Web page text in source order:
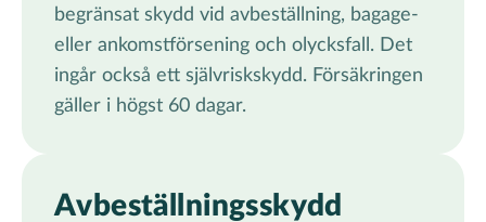
begränsat skydd vid avbeställning, bagage-
eller ankomstförsening och olycksfall. Det
ingår också ett självriskskydd. Försäkringen
gäller i högst 60 dagar.
Avbeställningsskydd